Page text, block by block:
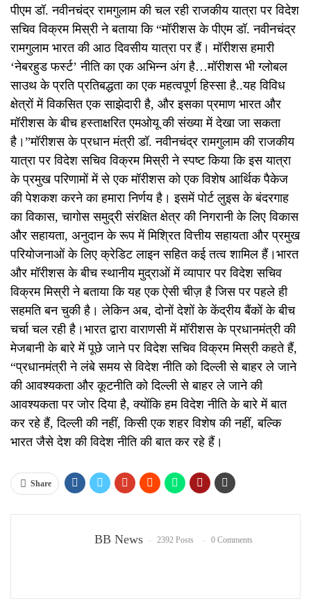
पीएम डॉ. नवीनचंद्र रामगुलाम की चल रही राजकीय यात्रा पर विदेश
सचिव विक्रम मिस्री ने बताया क‍ि “मॉरीशस के पीएम डॉ. नवीनचंद्र
रामगुलाम भारत की आठ दिवसीय यात्रा पर हैं। मॉरीशस हमारी
‘नेबरहुड फर्स्ट’ नीति का एक अभिन्न अंग है…मॉरीशस भी ग्लोबल
साउथ के प्रति प्रतिबद्धता का एक महत्वपूर्ण हिस्सा है..यह विविध
क्षेत्रों में विकसित एक साझेदारी है, और इसका प्रमाण भारत और
मॉरीशस के बीच हस्ताक्षरित एमओयू की संख्या में देखा जा सकता
है।”मॉरीशस के प्रधान मंत्री डॉ. नवीनचंद्र रामगुलाम की राजकीय
यात्रा पर विदेश सचिव विक्रम मिस्री ने स्‍पष्‍ट क‍िया क‍ि इस यात्रा
के प्रमुख परिणामों में से एक मॉरीशस को एक विशेष आर्थिक पैकेज
की पेशकश करने का हमारा निर्णय है। इसमें पोर्ट लुइस के बंदरगाह
का विकास, चागोस समुद्री संरक्षित क्षेत्र की निगरानी के लिए विकास
और सहायता, अनुदान के रूप में मिश्रित वित्तीय सहायता और प्रमुख
परियोजनाओं के लिए क्रेडिट लाइन सहित कई तत्व शामिल हैं।भारत
और मॉरीशस के बीच स्थानीय मुद्राओं में व्यापार पर विदेश सचिव
विक्रम मिस्री ने बताया क‍ि यह एक ऐसी चीज़ है जिस पर पहले ही
सहमति बन चुकी है। लेकिन अब, दोनों देशों के केंद्रीय बैंकों के बीच
चर्चा चल रही है।भारत द्वारा वाराणसी में मॉरीशस के प्रधानमंत्री की
मेजबानी के बारे में पूछे जाने पर विदेश सचिव विक्रम मिस्री कहते हैं,
“प्रधानमंत्री ने लंबे समय से विदेश नीति को दिल्ली से बाहर ले जाने
की आवश्यकता और कूटनीति को दिल्ली से बाहर ले जाने की
आवश्यकता पर जोर दिया है, क्योंकि हम विदेश नीति के बारे में बात
कर रहे हैं, दिल्ली की नहीं, किसी एक शहर विशेष की नहीं, बल्कि
भारत जैसे देश की विदेश नीति की बात कर रहे हैं।
Share
BB News 2392 Posts 0 Comments